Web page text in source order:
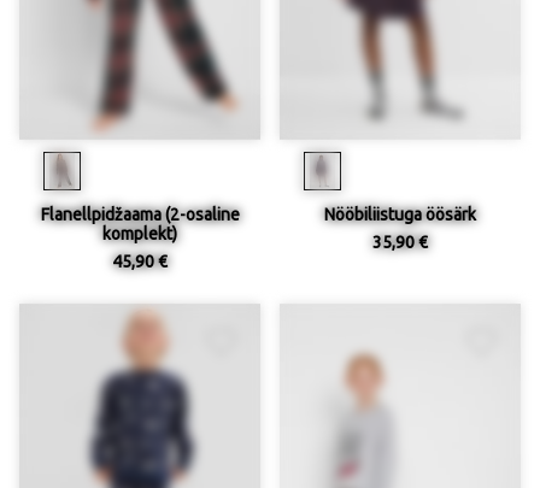
Flanellpidžaama (2-osaline
komplekt)
45,90 €
Nööbiliistuga öösärk
35,90 €